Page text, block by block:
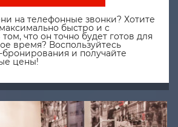
на телефонные звонки? Хотите
быстро и с
что он точно будет готов для
время? Воспользуйтесь
и получайте
цены!